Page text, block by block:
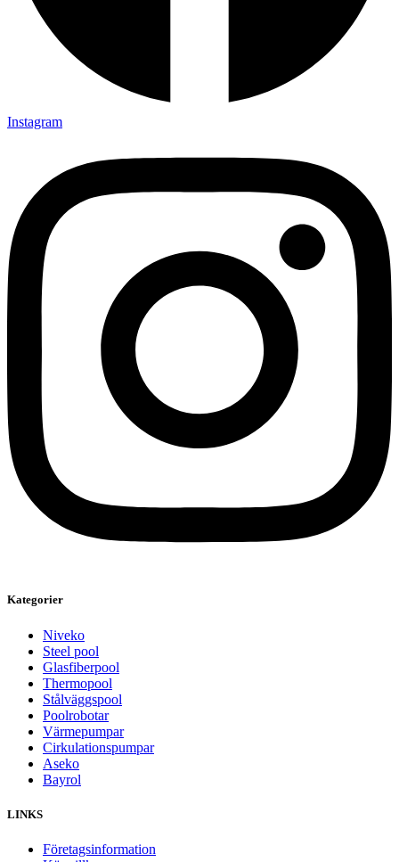
Instagram
Kategorier
Niveko
Steel pool
Glasfiberpool
Thermopool
Stålväggspool
Poolrobotar
Värmepumpar
Cirkulationspumpar
Aseko
Bayrol
LINKS
Företagsinformation